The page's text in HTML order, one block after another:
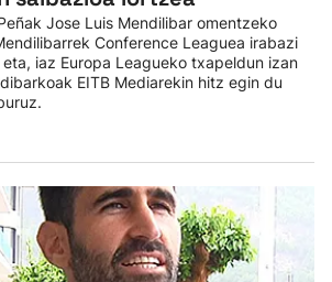
Jose Luis Mendilibar omentzeko
Conference Leaguea irabazi
iaz Europa Leagueko txapeldun izan
EITB Mediarekin hitz egin du